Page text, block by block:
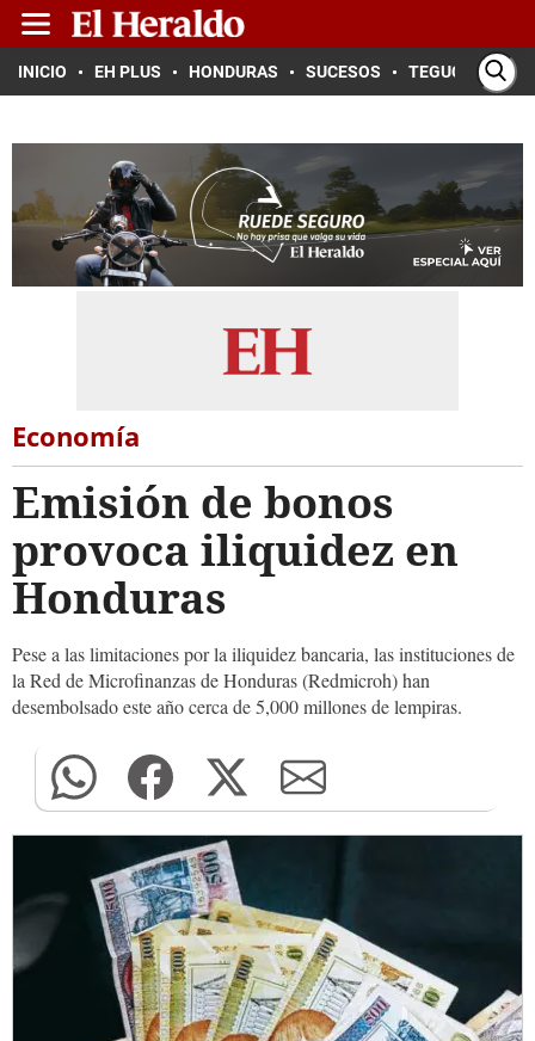
INICIO EH PLUS HONDURAS SUCESOS TEGUCIGALPA
Economía
Emisión de bonos
provoca iliquidez en
Honduras
Pese a las limitaciones por la iliquidez bancaria, las instituciones de
la Red de Microfinanzas de Honduras (Redmicroh) han
desembolsado este año cerca de 5,000 millones de lempiras.